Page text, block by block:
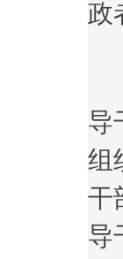
政
导
组
干
导